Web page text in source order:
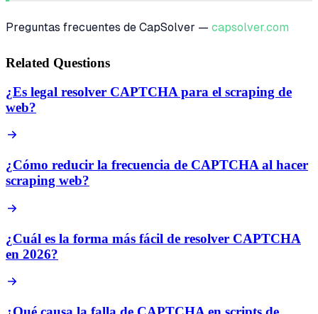
Preguntas frecuentes de CapSolver — capsolver.com
Related Questions
¿Es legal resolver CAPTCHA para el scraping de
web?
¿Cómo reducir la frecuencia de CAPTCHA al hacer
scraping web?
¿Cuál es la forma más fácil de resolver CAPTCHA
en 2026?